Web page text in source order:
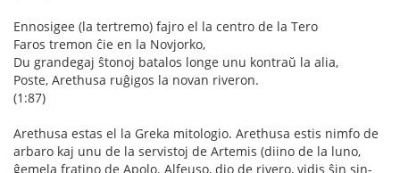
Ennosigee (la tertremo) fajro el la centro de la Tero
Faros tremon ĉie en la Novjorko,
Du grandegaj ŝtonoj batalos longe unu kontraŭ la alia,
Poste, Arethusa ruĝigos la novan riveron.
(1:87)
Arethusa estas el la Greka mitologio. Arethusa estis nimfo de
arbaro kaj unu de la servistoj de Artemis (diino de la luno,
ĝemela fratino de Apolo. Alfeuso, dio de rivero, vidis ŝin sin-